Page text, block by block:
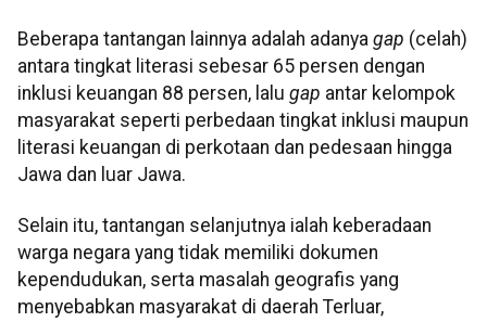
Beberapa tantangan lainnya adalah adanya gap (celah)
antara tingkat literasi sebesar 65 persen dengan
inklusi keuangan 88 persen, lalu gap antar kelompok
masyarakat seperti perbedaan tingkat inklusi maupun
literasi keuangan di perkotaan dan pedesaan hingga
Jawa dan luar Jawa.
Selain itu, tantangan selanjutnya ialah keberadaan
warga negara yang tidak memiliki dokumen
kependudukan, serta masalah geografis yang
menyebabkan masyarakat di daerah Terluar,